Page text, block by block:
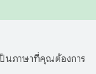
นภาษาที่คุณต้องการ